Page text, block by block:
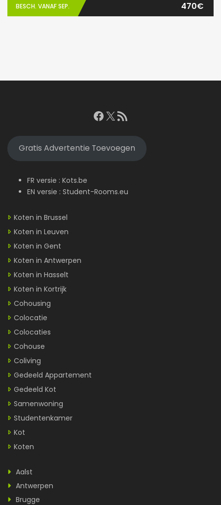
BESCH. VANAF SEP. 470€
Facebook
X RSS feed
Gratis Advertentie Toevoegen
FR versie : Kots.be
EN versie : Student-Rooms.eu
Koten in Brussel
Koten in Leuven
Koten in Gent
Koten in Antwerpen
Koten in Hasselt
Koten in Kortrijk
Cohousing
Colocatie
Colocaties
Cohouse
Coliving
Gedeeld Appartement
Gedeeld Kot
Samenwoning
Studentenkamer
Kot
Koten
Aalst
Antwerpen
Brugge